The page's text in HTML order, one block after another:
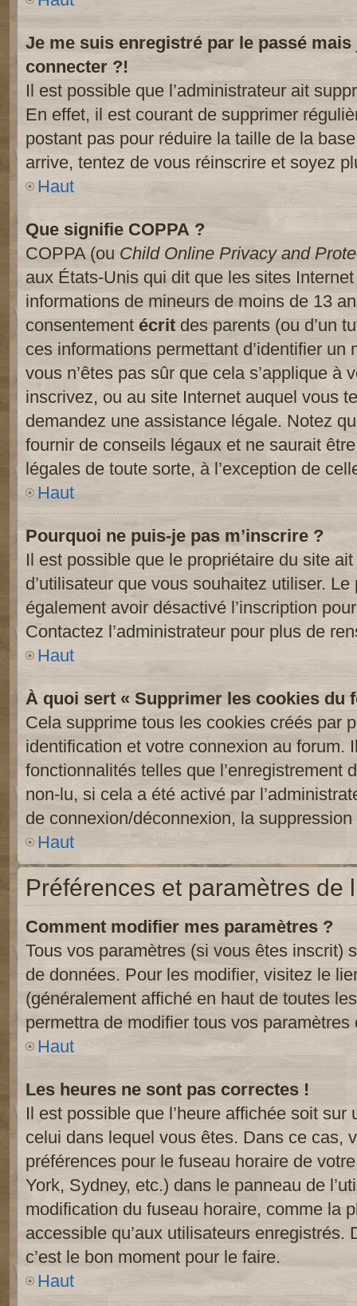
Je me suis enregistré par le passé
connecter ?!
Il est possible que l’administrateur ait
En effet, il est courant de supprimer
postant pas pour réduire la taille de la
arrive, tentez de vous réinscrire et soyez
Haut
Que signifie COPPA ?
COPPA (ou Child Online Privacy and
aux États-Unis qui dit que les sites
informations de mineurs de moins de 13
consentement écrit des parents (ou d’un
ces informations permettant d’identifier
vous n’êtes pas sûr que cela s’applique à
inscrivez, ou au site Internet auquel vous
demandez une assistance légale. Notez
fournir de conseils légaux et ne saurait
légales de toute sorte, à l’exception de
Haut
Pourquoi ne puis-je pas m’inscrire ?
Il est possible que le propriétaire du site
d’utilisateur que vous souhaitez utiliser.
également avoir désactivé l’inscription
Contactez l’administrateur pour plus de
Haut
À quoi sert « Supprimer les cookies du
Cela supprime tous les cookies créés par
identification et votre connexion au forum.
fonctionnalités telles que l’enregistrement
non-lu, si cela a été activé par
de connexion/déconnexion, la
Haut
Préférences et paramètres de
Comment modifier mes paramètres ?
Tous vos paramètres (si vous êtes inscrit)
de données. Pour les modifier, visitez le
(généralement affiché en haut de toutes
permettra de modifier tous vos paramètres
Haut
Les heures ne sont pas correctes !
Il est possible que l’heure affichée soit
celui dans lequel vous êtes. Dans ce cas,
préférences pour le fuseau horaire de
York, Sydney, etc.) dans le panneau de
modification du fuseau horaire, comme la
accessible qu’aux utilisateurs enregistrés.
c’est le bon moment pour le faire.
Haut